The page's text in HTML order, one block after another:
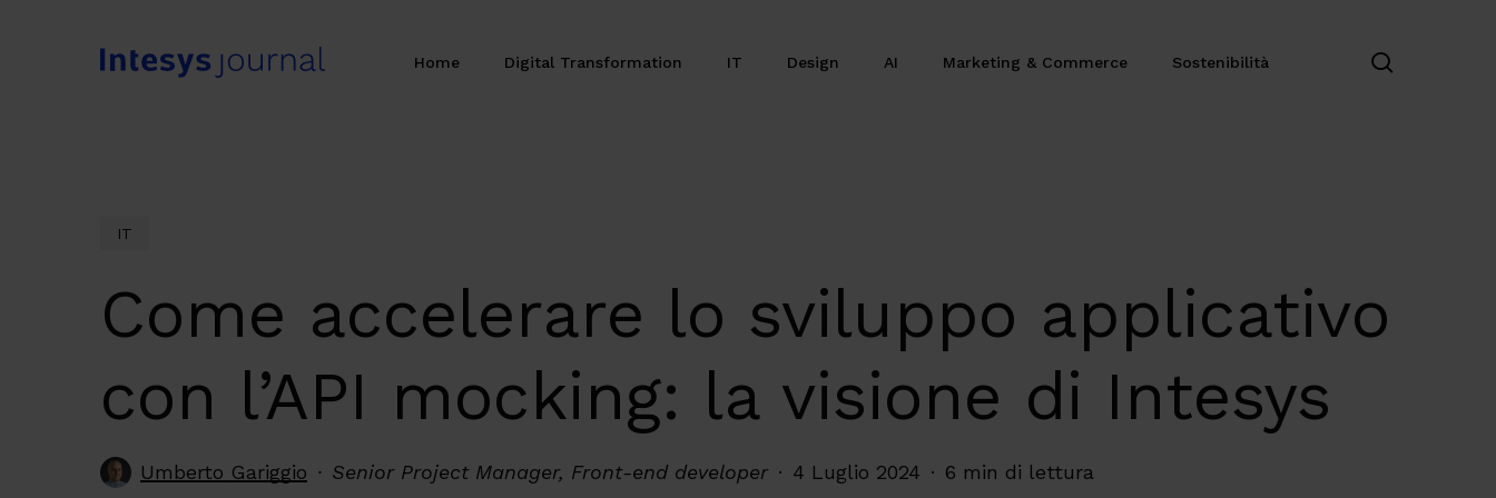
Home Digital Transformation IT Design AI Marketing & Commerce Sostenibilità
IT
Come accelerare lo sviluppo applicativo
con l’API mocking: la visione di Intesys
Umberto Gariggio Senior Project Manager, Front-end developer 4 Luglio 2024 6 min di lettura